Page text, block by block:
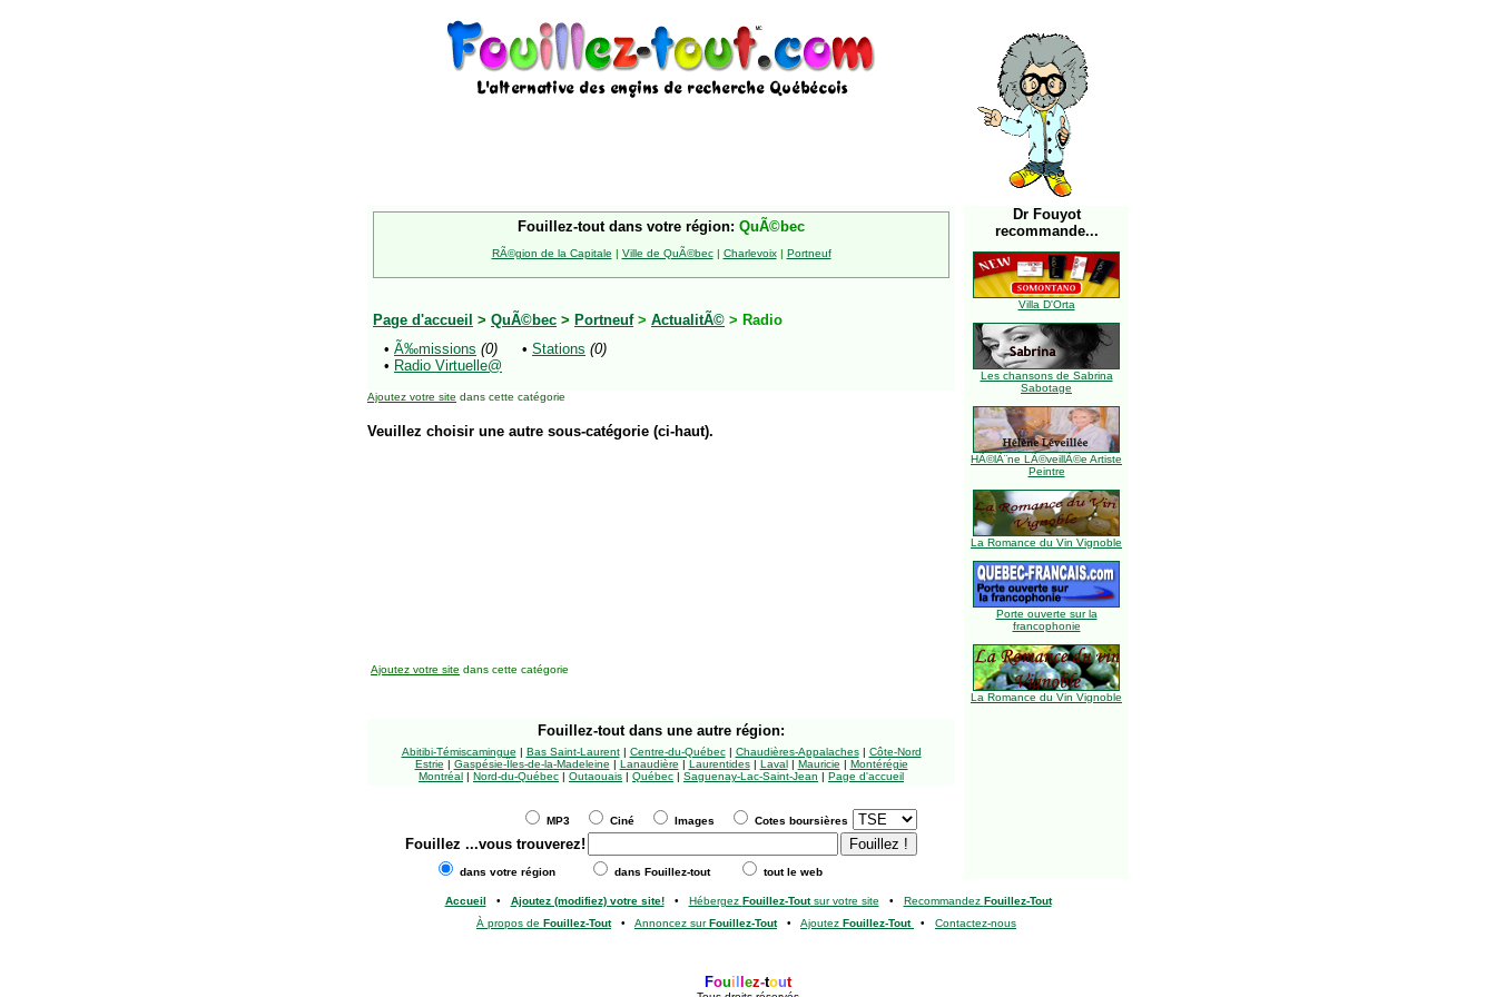
Fouillez-tout dans votre région: QuÃ©bec
RÃ©gion de la Capitale | Ville de QuÃ©bec| Charlevoix| Portneuf
Page d'accueil > QuÃ©bec > Portneuf > ActualitÃ© > Radio
• Ã‰missions (0)
• Radio Virtuelle@
• Stations (0)
Ajoutez votre site dans cette catégorie
Veuillez choisir une autre sous-catégorie (ci-haut).
Dr Fouyot
recommande...
Villa D'Orta
Les chansons de Sabrina
Sabotage
HÃ©lÃ¨ne LÃ©veillÃ©e Artiste
Peintre
La Romance du Vin Vignoble
Porte ouverte sur la
francophonie
La Romance du Vin Vignoble
Ajoutez votre site dans cette catégorie
Fouillez-tout dans une autre région:
Abitibi-Témiscamingue | Bas Saint-Laurent| Centre-du-Québec| Chaudières-Appalaches| Côte-Nord
Estrie | Gaspésie-Îles-de-la-Madeleine | Lanaudière | Laurentides| Laval| Mauricie | Montérégie
Montréal | Nord-du-Québec | Outaouais | Québec | Saguenay-Lac-Saint-Jean | Page d'accueil
MP3 Ciné Images Cotes boursières
Fouillez ...vous trouverez!
dans votre région dans Fouillez-tout tout le web
Accueil • Ajoutez (modifiez) votre site!• Hébergez Fouillez-Toutsur votre site • Recommandez Fouillez-Tout
À propos de Fouillez-Tout• Annoncez surFouillez-Tout• Ajoutez Fouillez-Tout • Contactez-nous
Foui ez-tout